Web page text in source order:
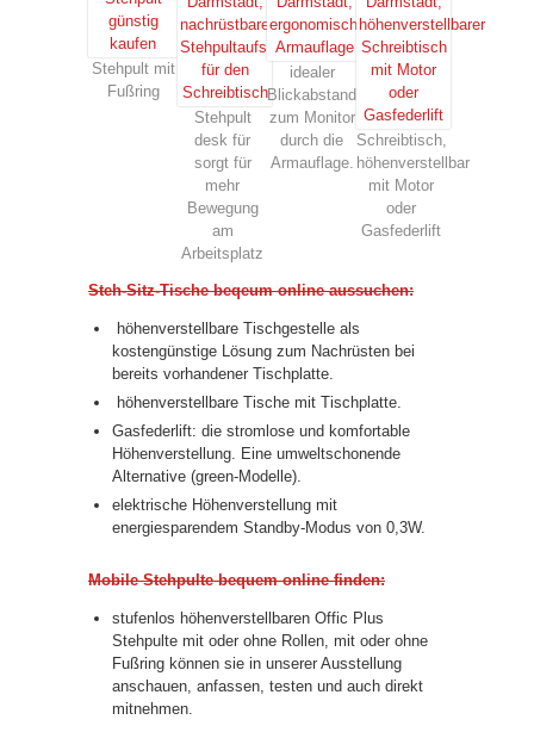
Stehpult mit
Fußring
Stehpult
desk für
sorgt für
mehr
Bewegung
am
Arbeitsplatz
idealer
Blickabstand
zum Monitor
durch die
Armauflage.
Schreibtisch,
höhenverstellbar
mit Motor
oder
Gasfederlift
Steh-Sitz-Tische beqeum online aussuchen:
höhenverstellbare Tischgestelle als
kostengünstige Lösung zum Nachrüsten bei
bereits vorhandener Tischplatte.
höhenverstellbare Tische mit Tischplatte.
Gasfederlift: die stromlose und komfortable
Höhenverstellung. Eine umweltschonende
Alternative (green-Modelle).
elektrische Höhenverstellung mit
energiesparendem Standby-Modus von 0,3W.
Mobile Stehpulte bequem online finden:
stufenlos höhenverstellbaren Offic Plus
Stehpulte mit oder ohne Rollen, mit oder ohne
Fußring können sie in unserer Ausstellung
anschauen, anfassen, testen und auch direkt
mitnehmen.